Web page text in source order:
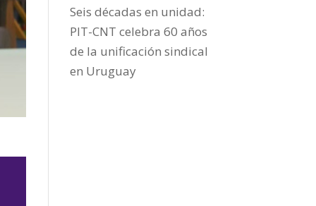
Seis décadas en unidad:
PIT-CNT celebra 60 años
de la unificación sindical
en Uruguay